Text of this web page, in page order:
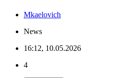
Mkaelovich
News
16:12, 10.05.2026
4